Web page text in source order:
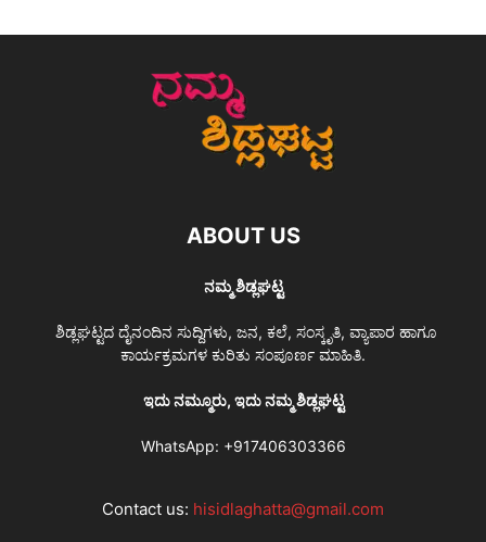
ABOUT US
ನಮ್ಮ ಶಿಡ್ಲಘಟ್ಟ
ಶಿಡ್ಲಘಟ್ಟದ ದೈನಂದಿನ ಸುದ್ದಿಗಳು, ಜನ, ಕಲೆ, ಸಂಸ್ಕೃತಿ, ವ್ಯಾಪಾರ ಹಾಗೂ
ಕಾರ್ಯಕ್ರಮಗಳ ಕುರಿತು ಸಂಪೂರ್ಣ ಮಾಹಿತಿ.
ಇದು ನಮ್ಮೂರು, ಇದು ನಮ್ಮ ಶಿಡ್ಲಘಟ್ಟ
WhatsApp: +917406303366
Contact us: hisidlaghatta@gmail.com